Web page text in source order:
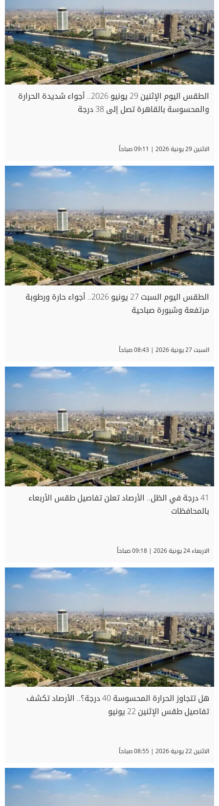
الطقس اليوم الإثنين 29 يونيو 2026.. أجواء شديدة الحرارة
والمحسوسة بالقاهرة تصل إلى 38 درجة
الاثنين 29 يونية 2026 | 09:11 صباحاً
الطقس اليوم السبت 27 يونيو 2026.. أجواء حارة ورطوبة
مرتفعة وشبورة صباحية
السبت 27 يونية 2026 | 08:43 صباحاً
41 درجة في الظل.. الأرصاد تعلن تفاصيل طقس الأربعاء
بالمحافظات
الاربعاء 24 يونية 2026 | 09:18 صباحاً
هل تتجاوز الحرارة المحسوسة 40 درجة؟.. الأرصاد تكشف
تفاصيل طقس الإثنين 22 يونيو
الاثنين 22 يونية 2026 | 08:55 صباحاً